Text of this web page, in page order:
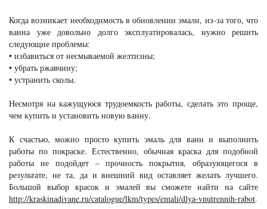
Когда возникает необходимость в обновлении эмали, из-за того, что
ванна уже довольно долго эксплуатировалась, нужно решить
следующие проблемы:
• избавиться от несмываемой желтизны;
• убрать ржавчину;
• устранить сколы.
Несмотря на кажущуюся трудоемкость работы, сделать это проще,
чем купить и установить новую ванну.
К счастью, можно просто купить эмаль для ванн и выполнить
работы по покраске. Естественно, обычная краска для подобной
работы не подойдет – прочность покрытия, образующегося в
результате, не та, да и внешний вид оставляет желать лучшего.
Большой выбор красок и эмалей вы сможете найти на сайте
http://kraskinadivane.ru/catalogue/lkm/types/emali/dlya-vnutrennih-rabot.